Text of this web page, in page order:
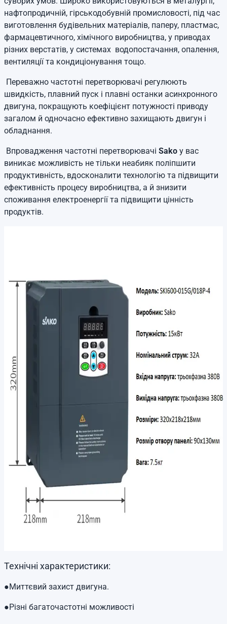
нафтопродичній, гірськодобувній промисловості, під час
виготовлення будівельних матеріалів, паперу, пластмас,
фармацевтичного, хімічного виробництва, у приводах
різних верстатів, у системах водопостачання, опалення,
вентиляції та кондиціонування тощо.
Переважно частотні перетворювачі регулюють
швидкість, плавний пуск і плавні останки асинхронного
двигуна, покращують коефіцієнт потужності приводу
загалом й одночасно ефективно захищають двигун і
обладнання.
Впровадження частотні перетворювачі Sako у вас
виникає можливість не тільки неабияк поліпшити
продуктивність, вдосконалити технологію та підвищити
ефективність процесу виробництва, а й знизити
споживання електроенергії та підвищити цінність
продуктів.
Технічні характеристики:
●Миттєвий захист двигуна.
●Різні багаточастотні можливості